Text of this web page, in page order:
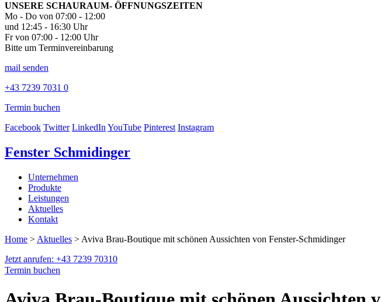
UNSERE SCHAURAUM- ÖFFNUNGSZEITEN
Mo - Do von 07:00 - 12:00
und 12:45 - 16:30 Uhr
Fr von 07:00 - 12:00 Uhr
Bitte um Terminvereinbarung
mail senden
+43 7239 7031 0
Termin buchen
Facebook Twitter LinkedInYouTube Pinterest Instagram
Fenster Schmidinger
Unternehmen
Produkte
Leistungen
Aktuelles
Kontakt
Home > Aktuelles > Aviva Brau-Boutique mit schönen Aussichten von Fenster-Schmidinger
Jetzt anrufen: +43 7239 70310
Termin buchen